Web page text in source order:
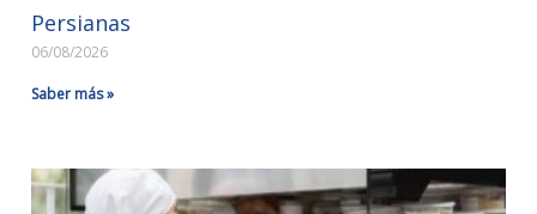
Persianas
06/08/2026
Saber más »